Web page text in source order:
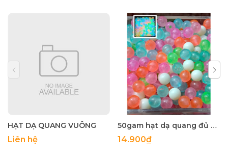
HẠT DẠ QUANG VUÔNG
Liên hệ
50gam hạt dạ quang đủ màu 6mm, 8mm, 10mm, 12mm, hạt nhựa tròn
14.900₫